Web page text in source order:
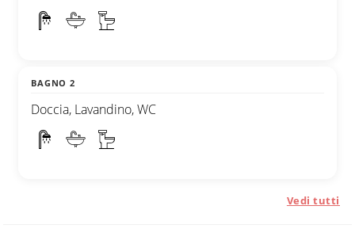
BAGNO 2
Doccia, Lavandino, WC
Vedi tutti